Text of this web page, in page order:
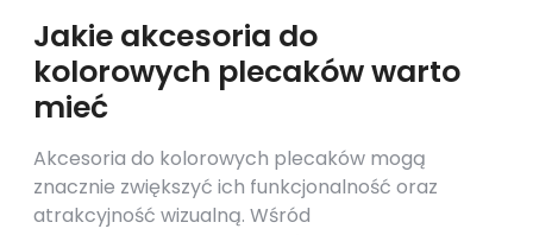
Jakie akcesoria do
kolorowych plecaków warto
mieć
Akcesoria do kolorowych plecaków mogą
znacznie zwiększyć ich funkcjonalność oraz
atrakcyjność wizualną. Wśród